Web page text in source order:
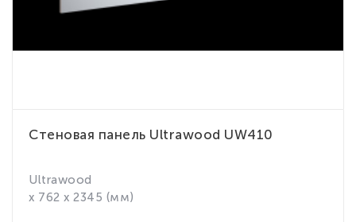
Стеновая панель Ultrawood UW410
Ultrawood
x 762 x 2345 (мм)